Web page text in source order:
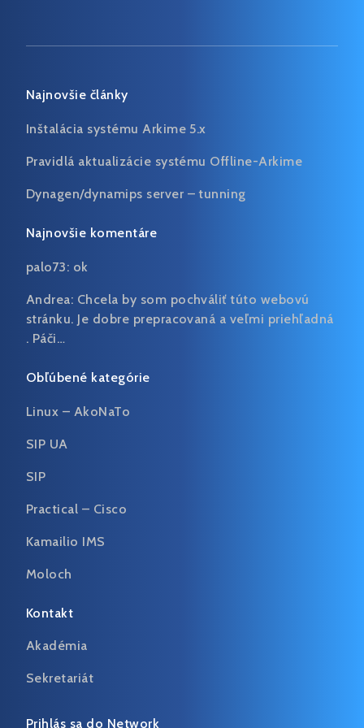
Najnovšie články
Inštalácia systému Arkime 5.x
Pravidlá aktualizácie systému Offline-Arkime
Dynagen/dynamips server – tunning
Najnovšie komentáre
palo73: ok
Andrea: Chcela by som pochváliť túto webovú
stránku. Je dobre prepracovaná a veľmi priehľadná
. Páči…
Obľúbené kategórie
Linux – AkoNaTo
SIP UA
SIP
Practical – Cisco
Kamailio IMS
Moloch
Kontakt
Akadémia
Sekretariát
Prihlás sa do Network